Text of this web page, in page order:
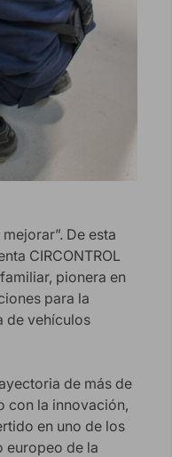
De esta
CIRCONTROL
pionera en
para la
de vehículos
de más de
con la innovación,
en uno de los
europeo de la